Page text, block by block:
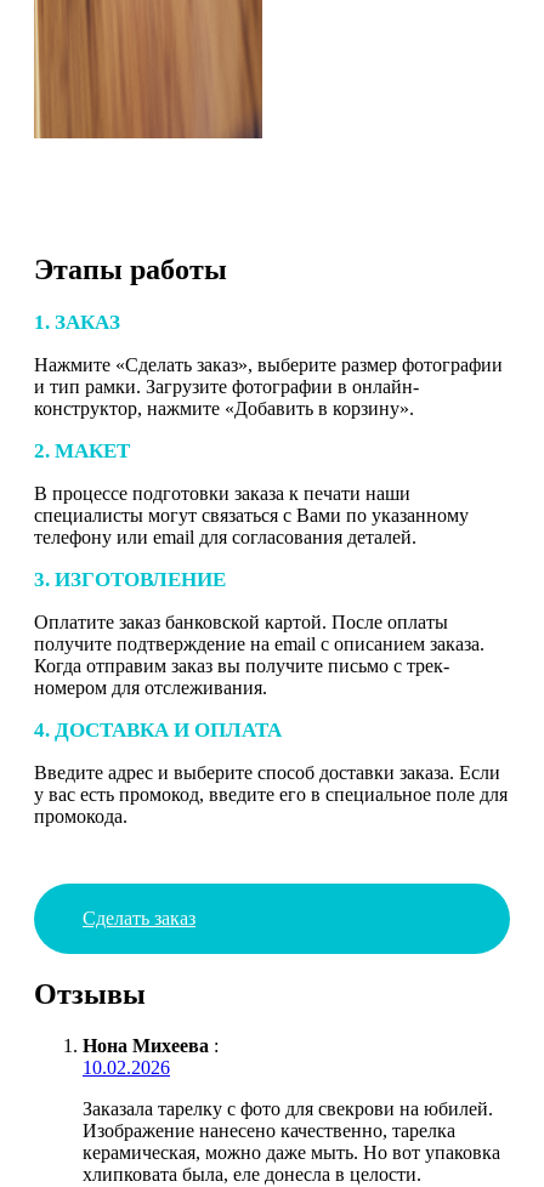
Этапы работы
1. ЗАКАЗ
Нажмите «Сделать заказ», выберите размер фотографии
и тип рамки. Загрузите фотографии в онлайн-
конструктор, нажмите «Добавить в корзину».
2. МАКЕТ
В процессе подготовки заказа к печати наши
специалисты могут связаться с Вами по указанному
телефону или email для согласования деталей.
3. ИЗГОТОВЛЕНИЕ
Оплатите заказ банковской картой. После оплаты
получите подтверждение на email с описанием заказа.
Когда отправим заказ вы получите письмо с трек-
номером для отслеживания.
4. ДОСТАВКА И ОПЛАТА
Введите адрес и выберите способ доставки заказа. Если
у вас есть промокод, введите его в специальное поле для
промокода.
Сделать заказ
Отзывы
Нона Михеева :
10.02.2026
Заказала тарелку с фото для свекрови на юбилей.
Изображение нанесено качественно, тарелка
керамическая, можно даже мыть. Но вот упаковка
хлипковата была, еле донесла в целости.